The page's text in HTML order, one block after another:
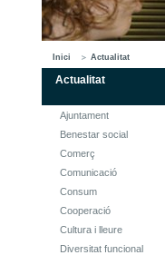
Inici Actualitat
Actualitat
Ajuntament
Benestar social
Comerç
Comunicació
Consum
Cooperació
Cultura i lleure
Diversitat funcional